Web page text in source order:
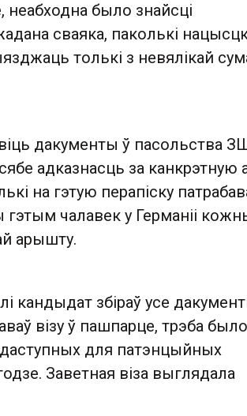
было знайсці
сваяка, паколькі
толькі з невялікай
дакументы ў пасольства
адказнасць за канкрэтную
на гэтую перапіску
чалавек у Германіі
арышту.
кандыдат збіраў усе
візу ў пашпарце, трэба было
даступных для патэнцыйных
Заветная віза выглядала